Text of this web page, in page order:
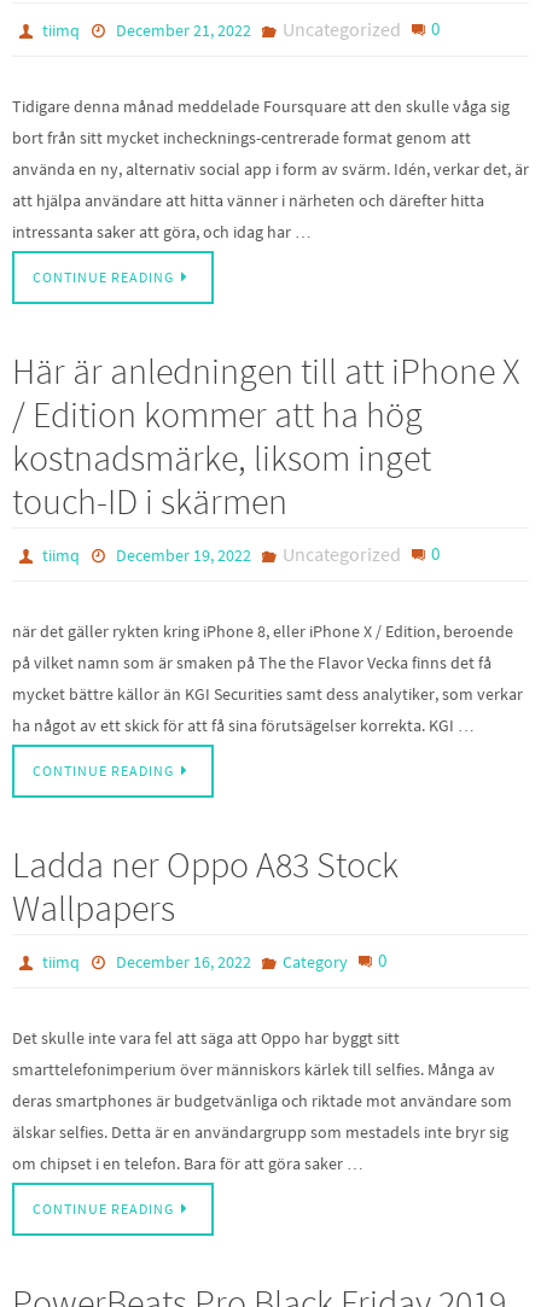
tiimq December 21, 2022 Uncategorized 0
Tidigare denna månad meddelade Foursquare att den skulle våga sig
bort från sitt mycket inchecknings-centrerade format genom att
använda en ny, alternativ social app i form av svärm. Idén, verkar det, är
att hjälpa användare att hitta vänner i närheten och därefter hitta
intressanta saker att göra, och idag har …
CONTINUE READING
Här är anledningen till att iPhone X
/ Edition kommer att ha hög
kostnadsmärke, liksom inget
touch-ID i skärmen
tiimq December 19, 2022 Uncategorized 0
när det gäller rykten kring iPhone 8, eller iPhone X / Edition, beroende
på vilket namn som är smaken på The the Flavor Vecka finns det få
mycket bättre källor än KGI Securities samt dess analytiker, som verkar
ha något av ett skick för att få sina förutsägelser korrekta. KGI …
CONTINUE READING
Ladda ner Oppo A83 Stock
Wallpapers
tiimq December 16, 2022 Category 0
Det skulle inte vara fel att säga att Oppo har byggt sitt
smarttelefonimperium över människors kärlek till selfies. Många av
deras smartphones är budgetvänliga och riktade mot användare som
älskar selfies. Detta är en användargrupp som mestadels inte bryr sig
om chipset i en telefon. Bara för att göra saker …
CONTINUE READING